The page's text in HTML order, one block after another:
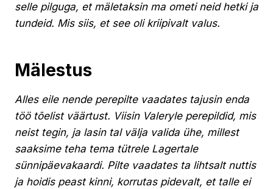
selle pilguga, et mäletaksin ma ometi neid hetki ja
tundeid. Mis siis, et see oli kriipivalt valus.
Mälestus
Alles eile nende perepilte vaadates tajusin enda
töö tõelist väärtust. Viisin Valeryle perepildid, mis
neist tegin, ja lasin tal välja valida ühe, millest
saaksime teha tema tütrele Lagertale
sünnipäevakaardi. Pilte vaadates ta lihtsalt nuttis
ja hoidis peast kinni, korrutas pidevalt, et talle ei